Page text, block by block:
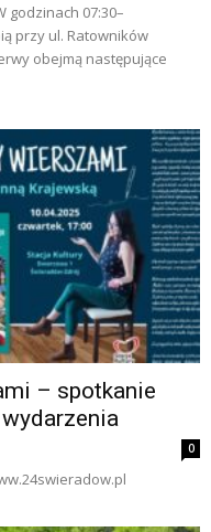
godzinach 07:30–
przy ul. Ratowników
obejmą następujące
– spotkanie
0